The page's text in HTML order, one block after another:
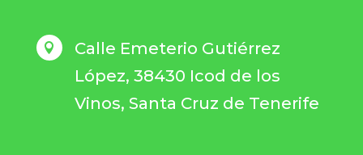

Calle Emeterio Gutiérrez
López, 38430 Icod de los
Vinos, Santa Cruz de Tenerife